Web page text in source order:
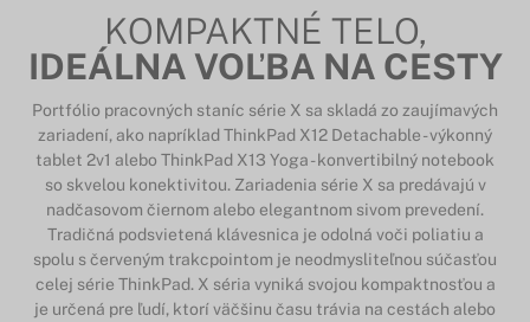
KOMPAKTNÉ TELO,
IDEÁLNA VOĽBA NA CESTY
Portfólio pracovných staníc série X sa skladá zo zaujímavých
zariadení, ako napríklad ThinkPad X12 Detachable - výkonný
tablet 2v1 alebo ThinkPad X13 Yoga - konvertibilný notebook
so skvelou konektivitou. Zariadenia série X sa predávajú v
nadčasovom čiernom alebo elegantnom sivom prevedení.
Tradičná podsvietená klávesnica je odolná voči poliatiu a
spolu s červeným trakcpointom je neodmysliteľnou súčasťou
celej série ThinkPad. X séria vyniká svojou kompaktnosťou a
je určená pre ľudí, ktorí väčšinu času trávia na cestách alebo